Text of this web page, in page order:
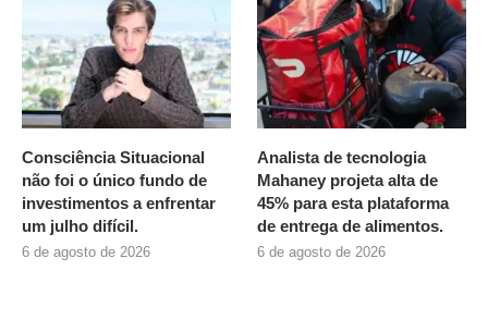
Consciência Situacional
não foi o único fundo de
investimentos a enfrentar
um julho difícil.
6 de agosto de 2026
Analista de tecnologia
Mahaney projeta alta de
45% para esta plataforma
de entrega de alimentos.
6 de agosto de 2026